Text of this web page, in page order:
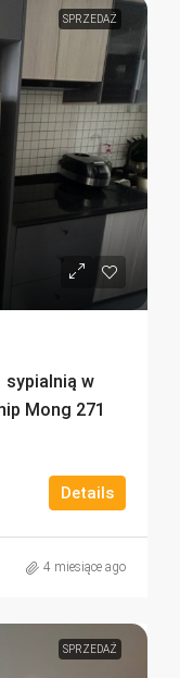
SPRZEDAŻ
sypialnią w
Mong 271
Details
4 miesiące ago
SPRZEDAŻ